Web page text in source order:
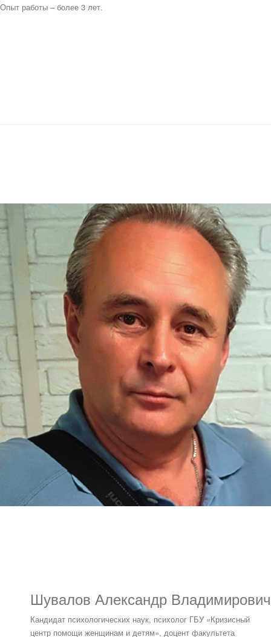
Опыт работы – более 3 лет.
Шувалов Александр Владимирович
Кандидат психологических наук, психолог ГБУ «Кризисный
центр помощи женщинам и детям», доцент факультета